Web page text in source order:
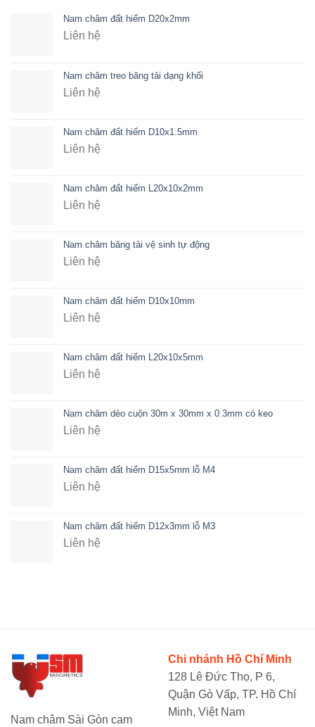
Nam châm đất hiếm D20x2mm
Liên hệ
Nam châm treo băng tải dạng khối
Liên hệ
Nam châm đất hiếm D10x1.5mm
Liên hệ
Nam châm đất hiếm L20x10x2mm
Liên hệ
Nam châm băng tải vệ sinh tự động
Liên hệ
Nam châm đất hiếm D10x10mm
Liên hệ
Nam châm đất hiếm L20x10x5mm
Liên hệ
Nam châm dẻo cuộn 30m x 30mm x 0.3mm có keo
Liên hệ
Nam châm đất hiếm D15x5mm lỗ M4
Liên hệ
Nam châm đất hiếm D12x3mm lỗ M3
Liên hệ
Nam châm Sài Gòn cam
Chi nhánh Hồ Chí Minh
128 Lê Đức Thọ, P 6,
Quận Gò Vấp, TP. Hồ Chí
Minh, Việt Nam